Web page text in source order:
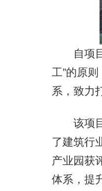
自项目
工”的原
系，致力
该项目
了建筑行
产业园获
体系，提